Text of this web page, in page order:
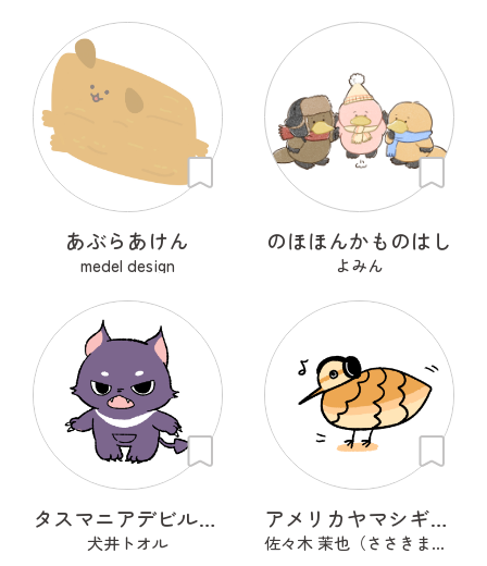
あぶらあけん
medel design
のほほんかものはし
よみん
タスマニアデビルのデビぷん
犬井トオル
アメリカヤマシギくん
佐々木 茉也（ささきまや）